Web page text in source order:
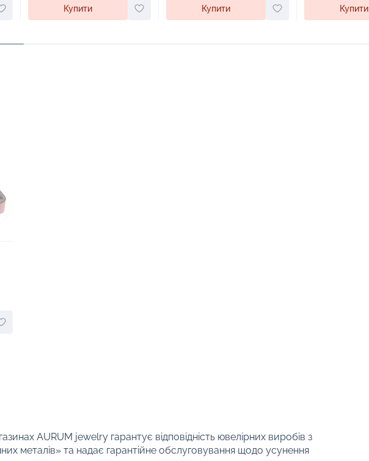
Купити Купити Купити
AURUM jewelry гарантує відповідність ювелірних виробів з
металів» та надає гарантійне обслуговування щодо усунення